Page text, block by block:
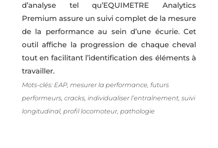
d’analyse tel qu’EQUIMETRE Analytics
Premium assure un suivi complet de la mesure
de la performance au sein d’une écurie. Cet
outil affiche la progression de chaque cheval
tout en facilitant l’identification des éléments à
travailler.
Mots-clés: EAP, mesurer la performance, futurs
performeurs, cracks, individualiser l’entraînement, suivi
longitudinal, profil locomoteur, pathologie